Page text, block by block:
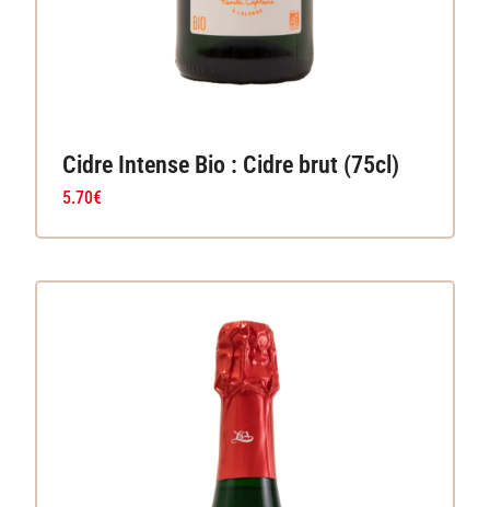
Cidre Intense Bio : Cidre brut (75cl)
5.70€